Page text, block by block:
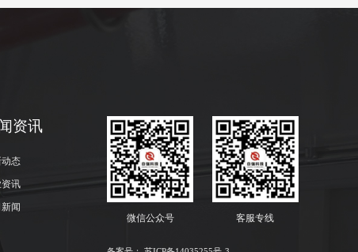
资讯
态
讯
闻
微信公众号
客服专线